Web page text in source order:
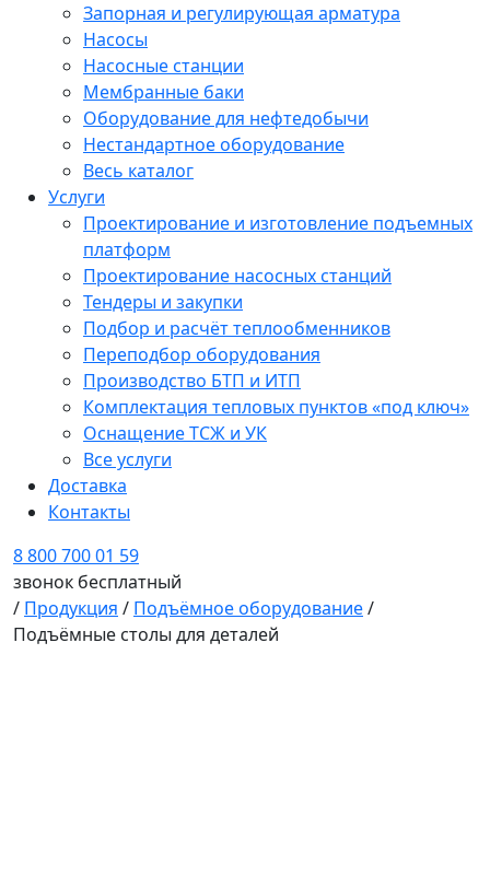
Запорная и регулирующая арматура
Насосы
Насосные станции
Мембранные баки
Оборудование для нефтедобычи
Нестандартное оборудование
Весь каталог
Услуги
Проектирование и изготовление подъемных
платформ
Проектирование насосных станций
Тендеры и закупки
Подбор и расчёт теплообменников
Переподбор оборудования
Производство БТП и ИТП
Комплектация тепловых пунктов «под ключ»
Оснащение ТСЖ и УК
Все услуги
Доставка
Контакты
8 800 700 01 59
звонок бесплатный
/ Продукция / Подъёмное оборудование/
Подъёмные столы для деталей